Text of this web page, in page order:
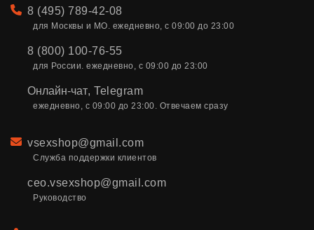
Телефон
8 (495) 789-42-08
для Москвы и МО. ежедневно, с 09:00 до 23:00
8 (800) 100-76-55
для России. ежедневно, с 09:00 до 23:00
Онлайн-чат, Telegram
ежедневно, с 09:00 до 23:00. Отвечаем сразу
Email
vsexshop@gmail.com
Служба поддержки клиентов
ceo.vsexshop@gmail.com
Руководство